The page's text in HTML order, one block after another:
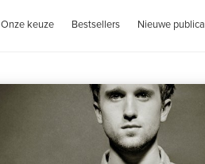
Onze keuze Bestsellers Nieuwe